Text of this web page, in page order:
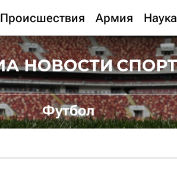
Происшествия Армия Наука
Футбол